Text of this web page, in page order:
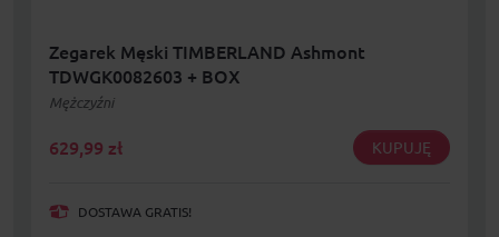
Zegarek Męski TIMBERLAND Ashmont
TDWGK0082603 + BOX
Mężczyźni
629,99 zł KUPUJĘ
DOSTAWA GRATIS!